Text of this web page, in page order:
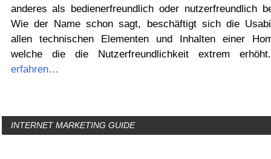
anderes als bedienerfreundlich oder nutzerfreundlich
Wie der Name schon sagt, beschäftigt sich die
allen technischen Elementen und Inhalten einer
welche die die Nutzerfreundlichkeit extrem
erfahren…
INTERNET MARKETING GUIDE